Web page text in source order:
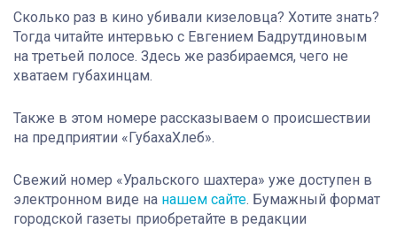
Сколько раз в кино убивали кизеловца? Хотите знать?
Тогда читайте интервью с Евгением Бадрутдиновым
на третьей полосе. Здесь же разбираемся, чего не
хватаем губахинцам.
Также в этом номере рассказываем о происшествии
на предприятии «ГубахаХлеб».
Свежий номер «Уральского шахтера» уже доступен в
электронном виде на нашем сайте. Бумажный формат
городской газеты приобретайте в редакции